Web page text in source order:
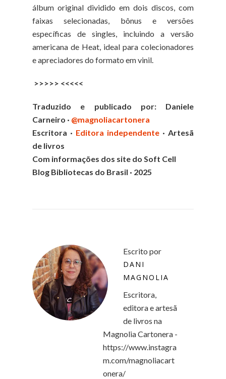
álbum original dividido em dois discos, com
faixas selecionadas, bônus e versões
específicas de singles, incluindo a versão
americana de Heat, ideal para colecionadores
e apreciadores do formato em vinil.
>>>>> <<<<<
Traduzido e publicado por: Daniele
Carneiro · @magnoliacartonera
Escritora · Editora independente · Artesã
de livros
Com informações dos site do Soft Cell
Blog Bibliotecas do Brasil · 2025
Escrito por
DANI
MAGNOLIA
Escritora,
editora e artesã
de livros na
Magnolia Cartonera -
https://www.instagra
m.com/magnoliacart
onera/